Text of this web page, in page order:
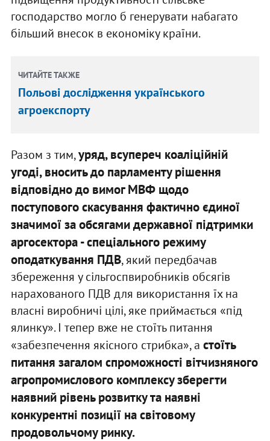
господарство могло б генерувати набагато
більший внесок в економіку країни.
ЧИТАЙТЕ ТАКЖЕ
Польові дослідження українського
агроекспорту
Разом з тим,уряд, всупереч коаліційній
угоді, вносить до парламенту рішення
відповідно до вимог МВФ щодо
поступового скасування фактично єдиної
значимої за обсягами державної підтримки
аргосектора - спеціального режиму
оподаткування ПДВ, який передбачав
збереження у сільгоспвиробників обсягів
нарахованого ПДВ для використання їх на
власні виробничі цілі, яке приймається «під
ялинку». І тепер вже не стоїть питання
«забезпечення якісного стрибка», а стоїть
питання загалом спроможності вітчизняного
агропромислового комплексу зберегти
наявний рівень розвитку та наявні
конкурентні позиції на світовому
продовольчому ринку.